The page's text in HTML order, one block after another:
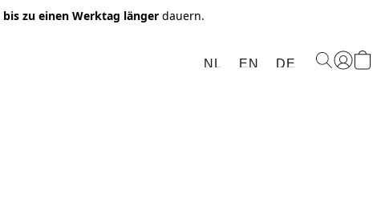
bis zu einen Werktag länger dauern.
NL EN DE